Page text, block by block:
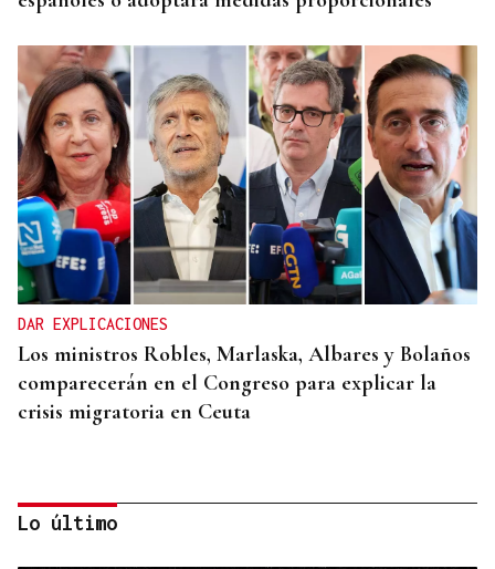
DAR EXPLICACIONES
Los ministros Robles, Marlaska, Albares y Bolaños
comparecerán en el Congreso para explicar la
crisis migratoria en Ceuta
Lo último